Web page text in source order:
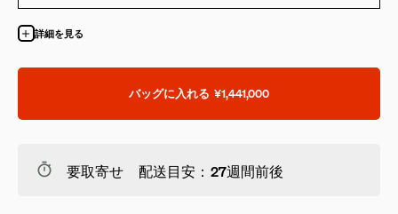
詳細を見る
バッグに入れる ¥1,441,000
要取寄せ 配送目安：27週間前後